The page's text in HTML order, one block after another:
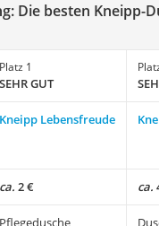
Die besten Kneipp-
Platz 1
SEHR GUT
Kneipp Lebensfreude
ca. 2 € ca.
Pflegedusche